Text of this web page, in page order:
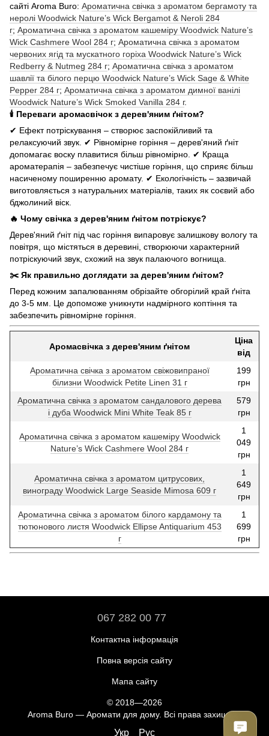
сайті Aroma Buro: Ароматична свічка з ароматом бергамоту та
неролі Woodwick Nature’s Wick Bergamot & Neroli 284
г; Ароматична свічка з ароматом кашеміру Woodwick Nature’s
Wick Cashmere Wool 284 г; Ароматична свічка з ароматом
червоних ягід та мускатного горіха Woodwick Nature’s Wick
Redberry & Nutmeg 284 г; Ароматична свічка з ароматом
шавлії та білого перцю Woodwick Nature’s Wick Sage & White
Pepper 284 г; Ароматична свічка з ароматом димної ванілі
Woodwick Nature’s Wick Smoked Vanilla 284 г.
🕯️ Переваги аромасвічок з дерев'яним ґнітом?
✔ Ефект потріскування – створює заспокійливий та
релаксуючий звук. ✔ Рівномірне горіння – дерев'яний ґніт
допомагає воску плавитися більш рівномірно. ✔ Краща
ароматерапія – забезпечує чистіше горіння, що сприяє більш
насиченому поширенню аромату. ✔ Екологічність – зазвичай
виготовляється з натуральних матеріалів, таких як соєвий або
бджолиний віск.
🔥 Чому свічка з дерев'яним ґнітом потріскує?
Дерев'яний ґніт під час горіння випаровує залишкову вологу та
повітря, що містяться в деревині, створюючи характерний
потріскуючий звук, схожий на звук палаючого вогнища.
✂️ Як правильно доглядати за дерев'яним ґнітом?
Перед кожним запалюванням обрізайте обгорілий край ґніта
до 3-5 мм. Це допоможе уникнути надмірного коптіння та
забезпечить рівномірне горіння.
Аромасвічка з дерев'яним ґнітом
Ціна
від
Ароматична свічка з ароматом свіжовипраної
білизни Woodwick Petite Linen 31 г
199
грн
Ароматична свічка з ароматом сандалового дерева
і дуба Woodwick Mini White Teak 85 г
579
грн
Ароматична свічка з ароматом кашеміру Woodwick
Nature’s Wick Cashmere Wool 284 г
1
049
грн
Ароматична свічка з ароматом цитрусових,
винограду Woodwick Large Seaside Mimosa 609 г
1
649
грн
Ароматична свічка з ароматом білого кардамону та
тютюнового листя Woodwick Ellipse Antiquarium 453
г
1
699
грн
067 282 00 77
Контактна інформація
Повна версія сайту
Мапа сайту
© 2018—2026
Aroma Buro — Аромати для дому. Всі права захищені.
Укр Рус